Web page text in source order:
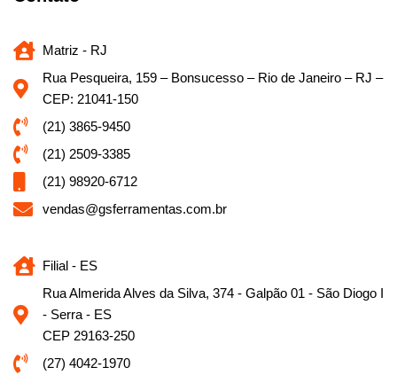
Matriz - RJ
Rua Pesqueira, 159 – Bonsucesso – Rio de Janeiro – RJ –
CEP: 21041-150
(21) 3865-9450
(21) 2509-3385
(21) 98920-6712
vendas@gsferramentas.com.br
Filial - ES
Rua Almerida Alves da Silva, 374 - Galpão 01 - São Diogo I
- Serra - ES
CEP 29163-250
(27) 4042-1970